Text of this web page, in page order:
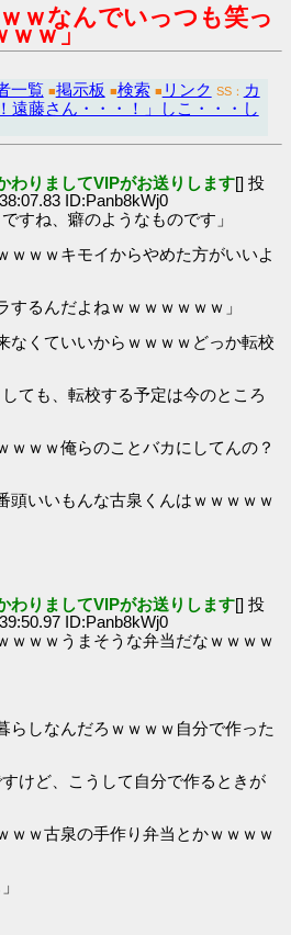
ｗなんでいっつも笑っ
ｗｗ」
一覧 ■掲示板 ■検索 ■ リンク SS： カ
遠藤さん・・・！」しこ・・・し
わりましてVIPがお送りします[] 投
ID:Panb8kWj0
すね、癖のようなものです」
ｗｗｗキモイからやめた方がいいよ
するんだよねｗｗｗｗｗｗｗ」
なくていいからｗｗｗｗどっか転校
ても、転校する予定は今のところ
ｗｗｗ俺らのことバカにしてんの？
頭いいもんな古泉くんはｗｗｗｗｗ
わりましてVIPがお送りします[] 投
ID:Panb8kWj0
ｗｗｗうまそうな弁当だなｗｗｗｗ
らしなんだろｗｗｗｗ自分で作った
けど、こうして自分で作るときが
ｗｗ古泉の手作り弁当とかｗｗｗｗ